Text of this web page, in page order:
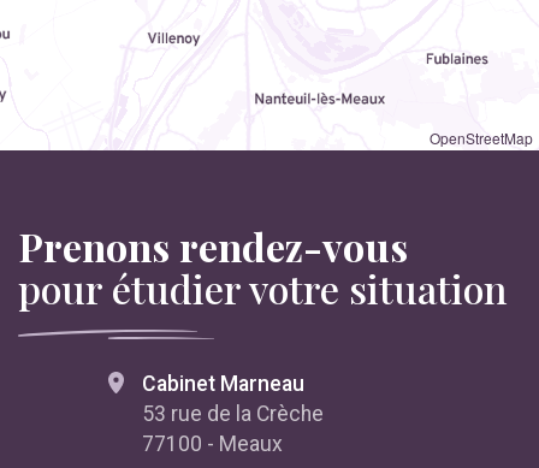
OpenStreetMap
Prenons rendez-vous
pour étudier votre situation
Cabinet Marneau
53 rue de la Crèche
77100 - Meaux